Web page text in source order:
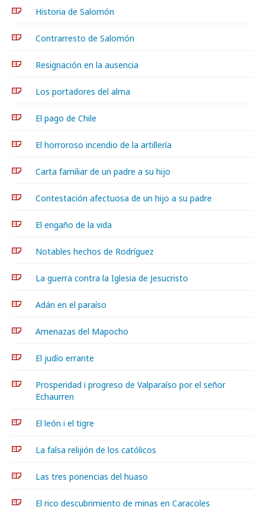
Historia de Salomón
Contrarresto de Salomón
Resignación en la ausencia
Los portadores del alma
El pago de Chile
El horroroso incendio de la artillería
Carta familiar de un padre a su hijo
Contestación afectuosa de un hijo a su padre
El engaño de la vida
Notables hechos de Rodríguez
La guerra contra la Iglesia de Jesucristo
Adán en el paraíso
Amenazas del Mapocho
El judío errante
Prosperidad i progreso de Valparaíso por el señor
Echaurren
El león i el tigre
La falsa relijión de los católicos
Las tres ponencias del huaso
El rico descubrimiento de minas en Caracoles